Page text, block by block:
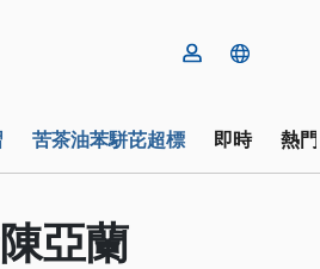
苦茶油苯駢芘超標 即時 熱
亞蘭